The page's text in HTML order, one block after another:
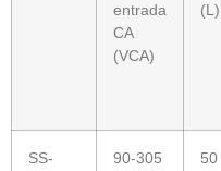
entrada
CA
(VCA)
(L)
SS-
90-305 50